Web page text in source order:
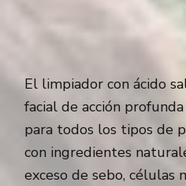
El limpiador con ácido
facial de acción
para todos los tipos de
con ingredientes
exceso de sebo, células